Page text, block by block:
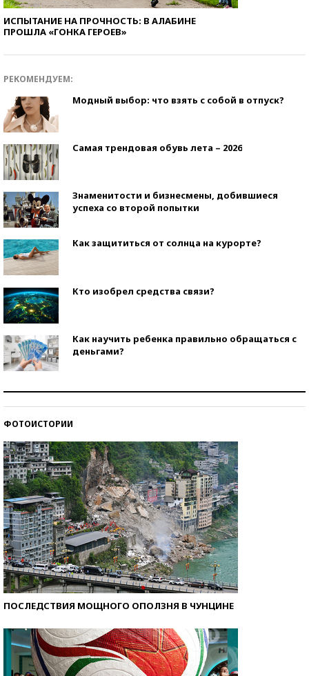
ИСПЫТАНИЕ НА ПРОЧНОСТЬ: В АЛАБИНЕ
ПРОШЛА «ГОНКА ГЕРОЕВ»
РЕКОМЕНДУЕМ:
Модный выбор: что взять с собой в отпуск?
Самая трендовая обувь лета – 2026
Знаменитости и бизнесмены, добившиеся
успеха со второй попытки
Как защититься от солнца на курорте?
Кто изобрел средства связи?
Как научить ребенка правильно обращаться с
деньгами?
ФОТОИСТОРИИ
ПОСЛЕДСТВИЯ МОЩНОГО ОПОЛЗНЯ В ЧУНЦИНЕ